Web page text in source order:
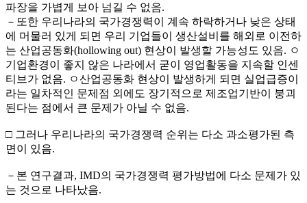
파장을 가볍게 보아 넘길 수 없음.
－또한 우리나라의 국가경쟁력이 계속 하락하거나 낮은 상태
에 머물러 있게 되면 우리 기업들이 생산설비를 해외로 이전하
는 산업공동화(hollowing out) 현상이 발생할 가능성도 있음. ㅇ
기업환경이 좋지 않은 나라에서 굳이 영업활동을 지속할 인센
티브가 없음. ㅇ산업공동화 현상이 발생하게 되면 실업급증이
라는 일차적인 문제점 외에도 장기적으로 제조업기반이 붕괴
된다는 점에서 큰 문제가 아닐 수 없음.
□ 그러나 우리나라의 국가경쟁력 순위는 다소 과소평가된 측
면이 있음.
－본 연구결과, IMD의 국가경쟁력 평가방법에 다소 문제가 있
는 것으로 나타났음.